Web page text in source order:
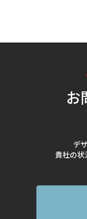
お
デ
貴社の状